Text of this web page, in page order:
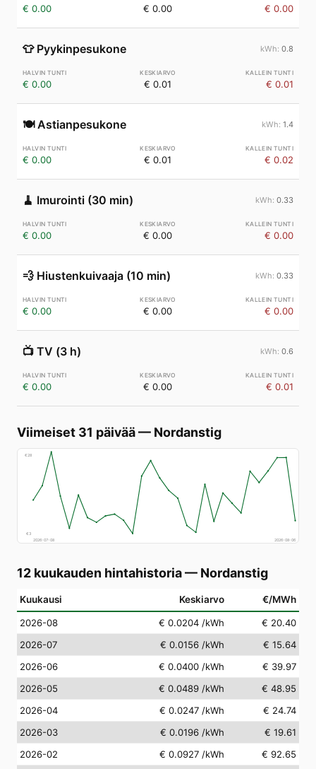
€ 0.00 € 0.00 € 0.00
👕 Pyykinpesukone 0.8
€ 0.00 € 0.01 € 0.01
🍽️ Astianpesukone 1.4
€ 0.00 € 0.01 € 0.02
🧹 Imurointi (30 min) 0.33
€ 0.00 € 0.00 € 0.00
💨 Hiustenkuivaaja (10 min) 0.33
€ 0.00 € 0.00 € 0.00
📺 TV (3 h) 0.6
€ 0.00 € 0.00 € 0.01
Viimeiset 31 päivää— Nordanstig
€28
€3
2026-07-08
2026-08-06
12 kuukauden hintahistoria— Nordanstig
Kuukausi Keskiarvo €/MWh
2026-08 € 0.0204 /kWh
€ 20.40
2026-07
€ 0.0156 /kWh
€ 15.64
2026-06
€ 0.0400 /kWh
€ 39.97
2026-05
€ 0.0489 /kWh
€ 48.95
2026-04
€ 0.0247 /kWh
€ 24.74
2026-03
€ 0.0196 /kWh
€ 19.61
2026-02
€ 0.0927 /kWh
€ 92.65